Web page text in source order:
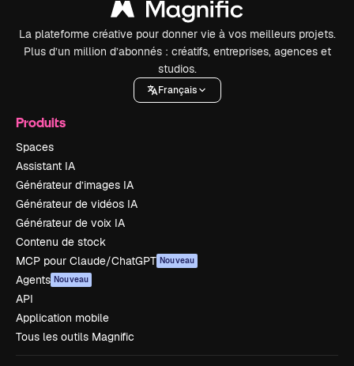
La plateforme créative pour donner vie à vos meilleurs projets.
Plus d’un million d’abonnés : créatifs, entreprises, agences et
studios.
Français
Produits
Spaces
Assistant IA
Générateur d’images IA
Générateur de vidéos IA
Générateur de voix IA
Contenu de stock
MCP pour Claude/ChatGPT Nouveau
Agents Nouveau
API
Application mobile
Tous les outils Magnific